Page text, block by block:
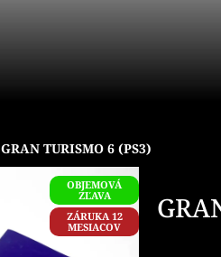
GRAN TURISMO 6 (PS3)
OBJEMOVÁ
ZĽAVA
ZÁRUKA 12
MESIACOV